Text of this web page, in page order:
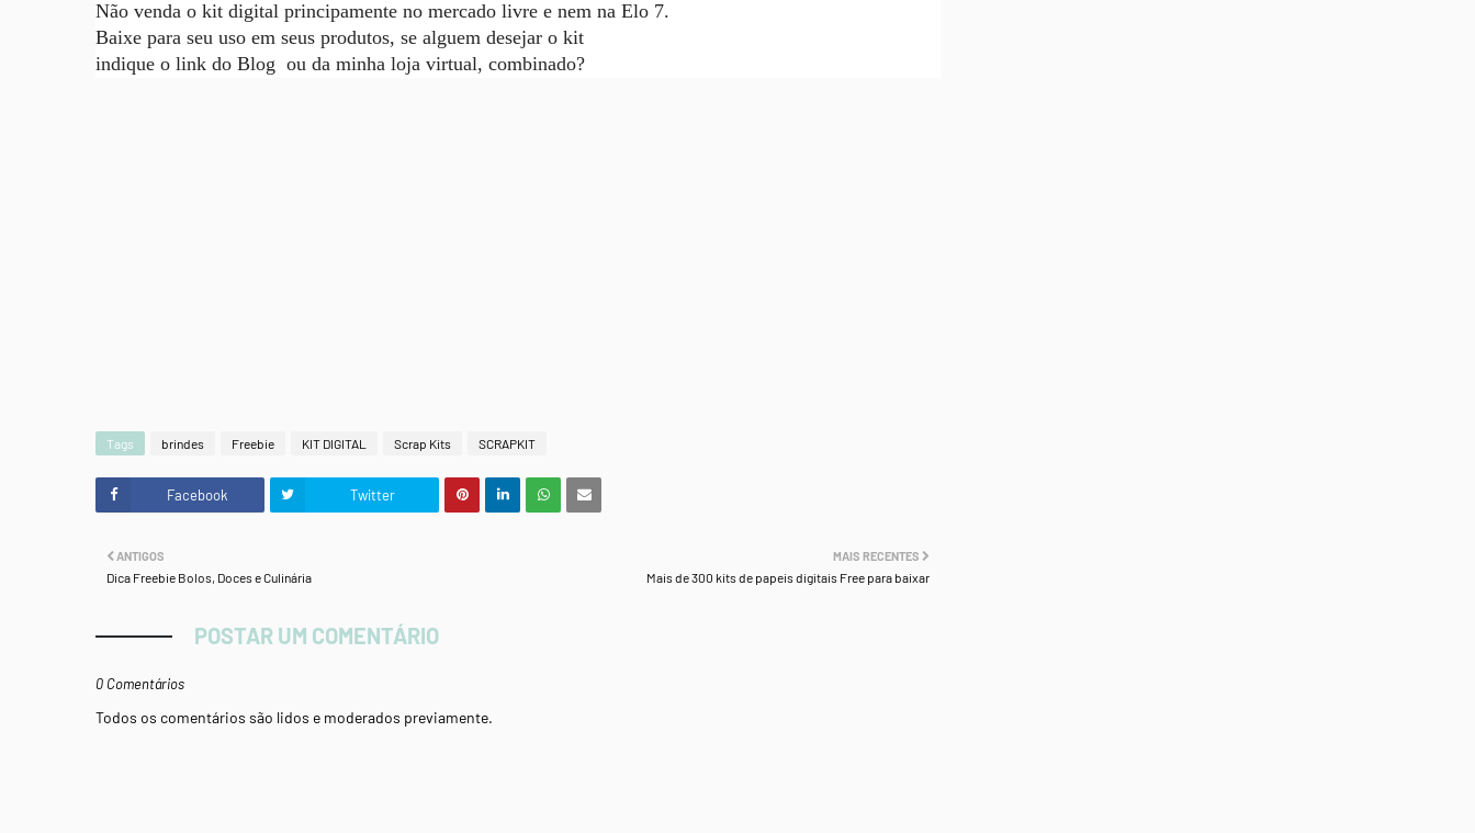
Não venda o kit digital principamente no mercado livre e nem na Elo 7.
Baixe para seu uso em seus produtos, se alguem desejar o kit
indique o link do Blog ou da minha loja virtual, combinado?
Tags brindes Freebie KIT DIGITAL Scrap Kits SCRAPKIT
Facebook Twitter
MAIS RECENTES
Mais de 300 kits de papeis digitais Free para baixar
ANTIGOS
Dica Freebie Bolos, Doces e Culinária
POSTAR UM COMENTÁRIO
0 Comentários
Todos os comentários são lidos e moderados previamente.